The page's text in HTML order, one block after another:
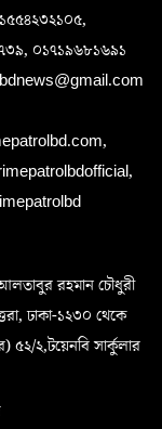
০১৭১৯৬৮১৬৯১
আলতাবুর রহমান চৌধুরী
ঢাকা-১২৩০ থেকে
৫২/২,টয়েনবি সার্কুলার